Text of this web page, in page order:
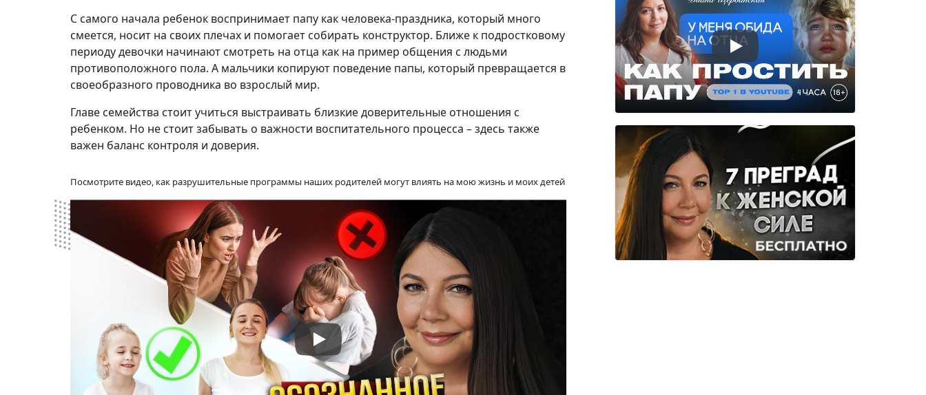
С самого начала ребенок воспринимает папу как человека-праздника, который много
смеется, носит на своих плечах и помогает собирать конструктор. Ближе к подростковому
периоду девочки начинают смотреть на отца как на пример общения с людьми
противоположного пола. А мальчики копируют поведение папы, который превращается в
своеобразного проводника во взрослый мир.
Главе семейства стоит учиться выстраивать близкие доверительные отношения с
ребенком. Но не стоит забывать о важности воспитательного процесса – здесь также
важен баланс контроля и доверия.
Посмотрите видео, как разрушительные программы наших родителей могут влиять на мою жизнь и моих детей